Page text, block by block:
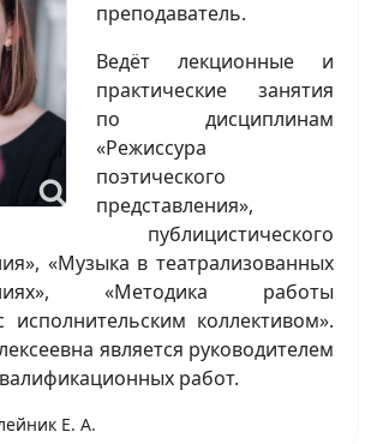
преподаватель.
Ведёт лекционные и
практические занятия
по дисциплинам
«Режиссура
поэтического
представления»,
публицистического
«Музыка в театрализованных
«Методика работы
исполнительским коллективом».
является руководителем
работ.
Е. А.